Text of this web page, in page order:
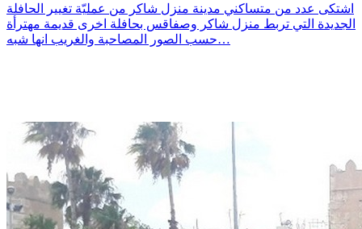
اشتكى عدد من متساكني مدينة منزل شاكر من عمليّة تغيير الحافلة
الجديدة التي تربط منزل شاكر وصفاقس بحافلة اخرى قديمة مهترأة
حسب الصور المصاحبة والغريب انها شبه…